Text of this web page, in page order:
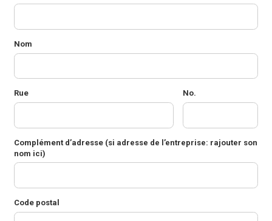
Nom
Rue No.
Complément d’adresse (si adresse de l’entreprise: rajouter son
nom ici)
Code postal